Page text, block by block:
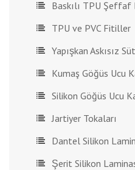
Baskılı TPU Şeffaf
TPU ve PVC Fitiller
Yapışkan Askısız
Kumaş Göğüs Ucu
Silikon Göğüs Ucu
Jartiyer Tokaları
Dantel Silikon
Şerit Silikon